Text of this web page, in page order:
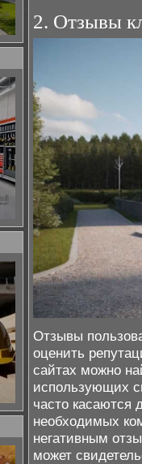
2. Отзывы
Отзывы
оценить
сайтах можно
использующих
часто касаются
необходимых
негативным
может